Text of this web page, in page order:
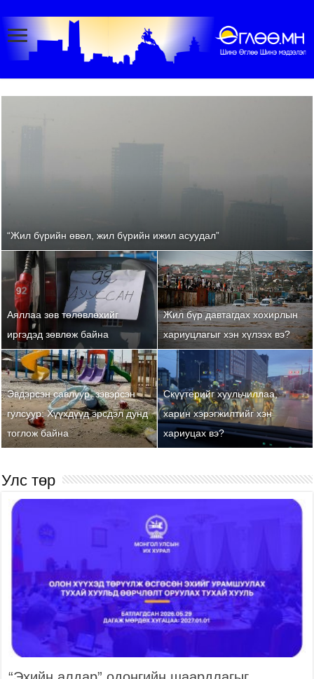
“Жил бүрийн өвөл, жил бүрийн ижил асуудал”
Аяллаа зөв төлөвлөхийг
иргэдэд зөвлөж байна
Жил бүр давтагдах хохирлын
хариуцлагыг хэн хүлээх вэ?
Эвдэрсэн савлуур, зэвэрсэн
гулсуур: Хүүхдүүд эрсдэл дунд
тоглож байна
Скүүтерийг хуульчиллаа,
харин хэрэгжилтийг хэн
хариуцах вэ?
Улс төр